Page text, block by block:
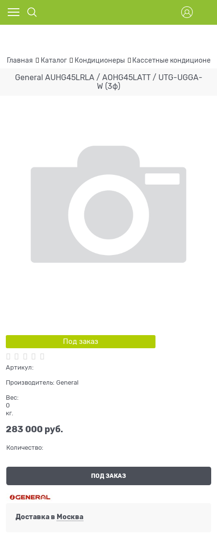
Главная Каталог Кондиционеры Кассетные
General AUHG45LRLA / AOHG45LATT / UTG-UGGA-
W (3ф)
Под заказ
Артикул:
Производитель: General
Вес:
0
кг.
283 000 руб.
Количество:
ПОД ЗАКАЗ
Доставка в Москва